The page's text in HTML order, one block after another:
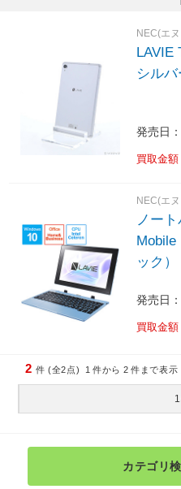
NEC(エ
LAVIE
発売日
買取金額
NEC(エ
ノー
Mobile
ック
/
モリ：
年春モ
発売日
買取金額
2 件 (全2点) 1 件から 2 件まで表示
カテゴリ